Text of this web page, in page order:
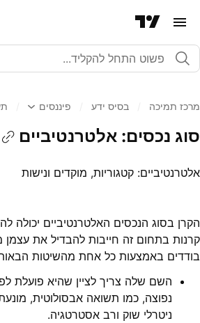
מרכז תמיכה בסיס ידע פיננסים
סוג נכסים: אלטרנטיביים
אלטרנטיביים: קטגוריות, מוקדים ונישות
הקרן בסוג הנכסים האלטרנטיביים יכולה
קרנות בתחום זה חייבות להבדיל את עצמן
בודדים באמצעות כל אחת מהשיטות
השם שלה צריך לציין שהיא פועלת
נפוצה, כמו תשואה אבסולוטית,
ניטרלי שוק ורב אסטרטגיה.